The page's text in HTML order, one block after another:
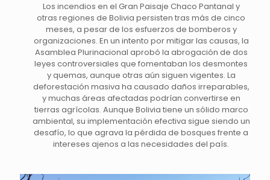
Los incendios en el Gran Paisaje Chaco Pantanal y
otras regiones de Bolivia persisten tras más de cinco
meses, a pesar de los esfuerzos de bomberos y
organizaciones. En un intento por mitigar las causas, la
Asamblea Plurinacional aprobó la abrogación de dos
leyes controversiales que fomentaban los desmontes
y quemas, aunque otras aún siguen vigentes. La
deforestación masiva ha causado daños irreparables,
y muchas áreas afectadas podrían convertirse en
tierras agrícolas. Aunque Bolivia tiene un sólido marco
ambiental, su implementación efectiva sigue siendo un
desafío, lo que agrava la pérdida de bosques frente a
intereses ajenos a las necesidades del país.